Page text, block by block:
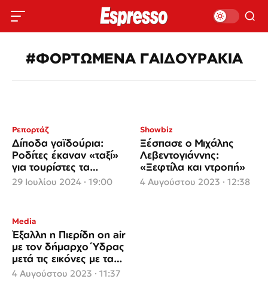
#ΦΟΡΤΩΜΕΝΑ ΓΑΙΔΟΥΡΑΚΙΑ
Ρεπορτάζ
Δίποδα γαϊδούρια:
Ροδίτες έκαναν «ταξί»
για τουρίστες τα
συμπαθή τετράποδα!
29 Ιουλίου 2024 · 19:00
Showbiz
Ξέσπασε ο Μιχάλης
Λεβεντογιάννης:
«Ξεφτίλα και ντροπή»
4 Αυγούστου 2023 · 12:38
Media
Έξαλλη η Πιερίδη on air
με τον δήμαρχο Ύδρας
μετά τις εικόνες με τα
φορτωμένα
γαϊδουράκια
4 Αυγούστου 2023 · 11:37